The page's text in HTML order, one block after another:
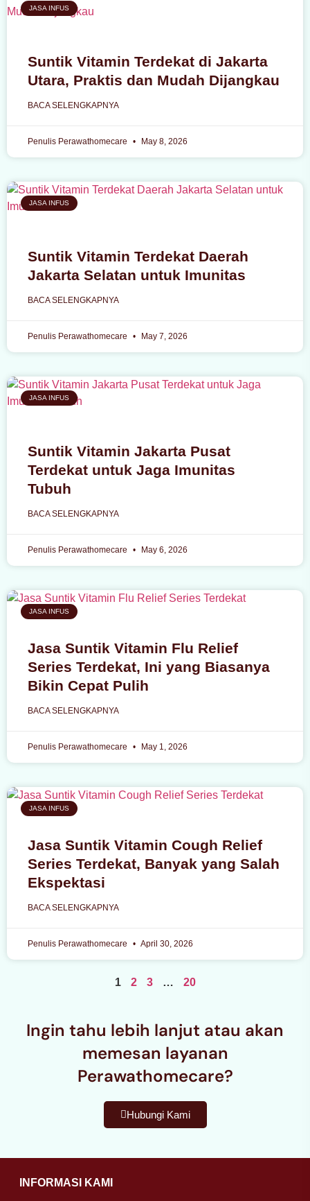
JASA INFUS
Suntik Vitamin Terdekat di Jakarta
Utara, Praktis dan Mudah Dijangkau
BACA SELENGKAPNYA
Penulis Perawathomecare May 8, 2026
JASA INFUS
Suntik Vitamin Terdekat Daerah
Jakarta Selatan untuk Imunitas
BACA SELENGKAPNYA
Penulis Perawathomecare May 7, 2026
JASA INFUS
Suntik Vitamin Jakarta Pusat
Terdekat untuk Jaga Imunitas
Tubuh
BACA SELENGKAPNYA
Penulis Perawathomecare May 6, 2026
JASA INFUS
Jasa Suntik Vitamin Flu Relief
Series Terdekat, Ini yang Biasanya
Bikin Cepat Pulih
BACA SELENGKAPNYA
Penulis Perawathomecare May 1, 2026
JASA INFUS
Jasa Suntik Vitamin Cough Relief
Series Terdekat, Banyak yang Salah
Ekspektasi
BACA SELENGKAPNYA
Penulis Perawathomecare April 30, 2026
1 2 3 … 20
Ingin tahu lebih lanjut atau akan
memesan layanan
Perawathomecare?
Hubungi Kami
INFORMASI KAMI